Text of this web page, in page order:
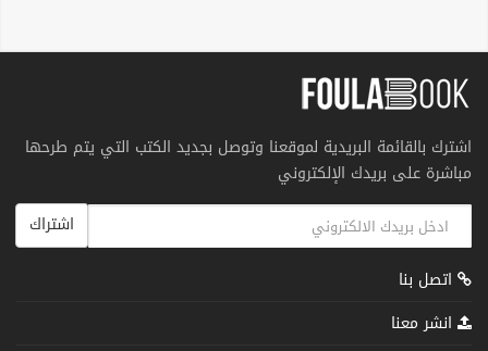
اشترك بالقائمة البريدية لموقعنا وتوصل بجديد الكتب التي يتم طرحها
مباشرة على بريدك الإلكتروني
اشتراك
اتصل بنا
انشر معنا